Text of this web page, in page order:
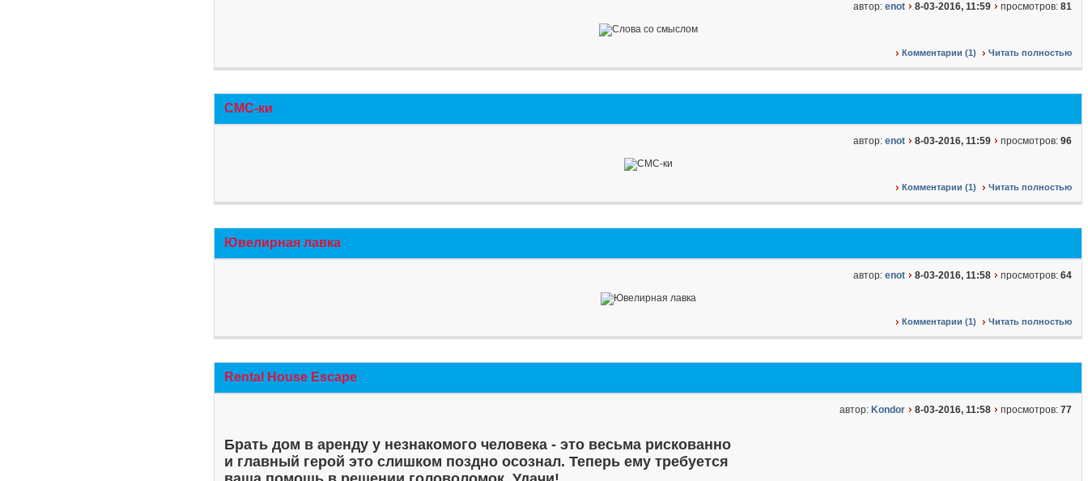
автор: enot 8-03-2016, 11:59 просмотров: 81
Комментарии (1) Читать полностью
СМС-ки
автор: enot 8-03-2016, 11:59 просмотров: 96
Комментарии (1) Читать полностью
Ювелирная лавка
автор: enot 8-03-2016, 11:58 просмотров: 64
Комментарии (1) Читать полностью
Rental House Escape
автор: Kondor 8-03-2016, 11:58 просмотров: 77
Брать дом в аренду у незнакомого человека - это весьма рискованно
и главный герой это слишком поздно осознал. Теперь ему требуется